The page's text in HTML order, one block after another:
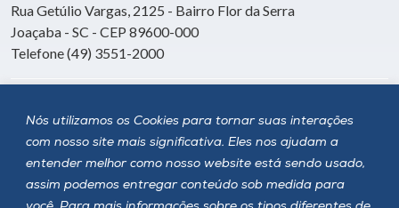
Nós utilizamos os Cookies para tornar suas interações
com nosso site mais significativa. Eles nos ajudam a
entender melhor como nosso website está sendo usado,
assim podemos entregar conteúdo sob medida para
Rua Getúlio Vargas, 2125 - Bairro Flor da Serra
Joaçaba - SC - CEP 89600-000
Telefone (49) 3551-2000
Siga a Unoesc